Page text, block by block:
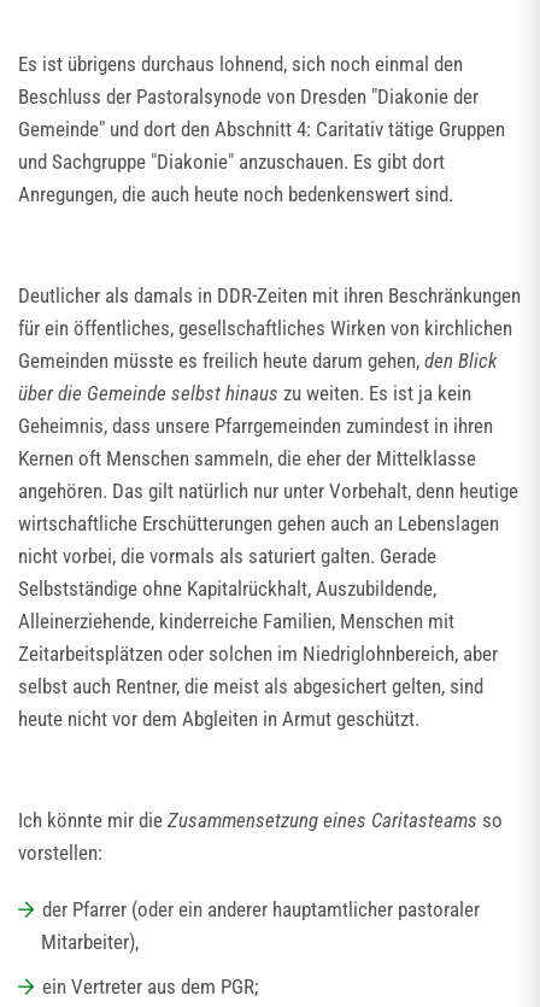
Es ist übrigens durchaus lohnend, sich noch einmal den
Beschluss der Pastoralsynode von Dresden "Diakonie der
Gemeinde" und dort den Abschnitt 4: Caritativ tätige Gruppen
und Sachgruppe "Diakonie" anzuschauen. Es gibt dort
Anregungen, die auch heute noch bedenkenswert sind.
Deutlicher als damals in DDR-Zeiten mit ihren Beschränkungen
für ein öffentliches, gesellschaftliches Wirken von kirchlichen
Gemeinden müsste es freilich heute darum gehen, den Blick
über die Gemeinde selbst hinaus zu weiten. Es ist ja kein
Geheimnis, dass unsere Pfarrgemeinden zumindest in ihren
Kernen oft Menschen sammeln, die eher der Mittelklasse
angehören. Das gilt natürlich nur unter Vorbehalt, denn heutige
wirtschaftliche Erschütterungen gehen auch an Lebenslagen
nicht vorbei, die vormals als saturiert galten. Gerade
Selbstständige ohne Kapitalrückhalt, Auszubildende,
Alleinerziehende, kinderreiche Familien, Menschen mit
Zeitarbeitsplätzen oder solchen im Niedriglohnbereich, aber
selbst auch Rentner, die meist als abgesichert gelten, sind
heute nicht vor dem Abgleiten in Armut geschützt.
Ich könnte mir die Zusammensetzung eines Caritasteams so
vorstellen:
der Pfarrer (oder ein anderer hauptamtlicher pastoraler
Mitarbeiter),
ein Vertreter aus dem PGR;